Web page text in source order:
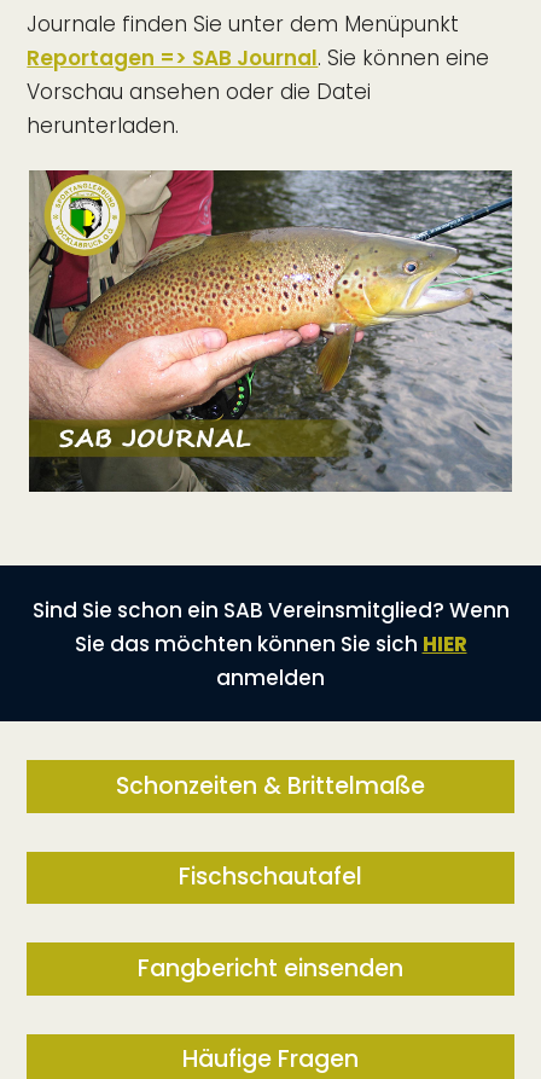
Journale finden Sie unter dem Menüpunkt
Reportagen => SAB Journal. Sie können eine
Vorschau ansehen oder die Datei
herunterladen.
Sind Sie schon ein SAB Vereinsmitglied? Wenn
Sie das möchten können Sie sich HIER
anmelden
Schonzeiten & Brittelmaße
Fischschautafel
Fangbericht einsenden
Häufige Fragen